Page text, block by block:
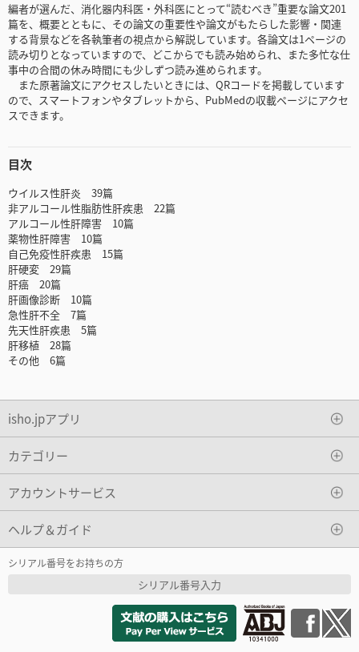
編者が選んだ、消化器内科医・外科医にとって“読むべき”重要な論文201
篇を、概要とともに、その論文の重要性や論文がもたらした影響・関連
する背景などを各執筆者の視点から解説しています。各論文は1ページの
読み切りとなっていますので、どこからでも読み始められ、また多忙な仕
事中の合間の休み時間にも少しずつ読み進められます。
また原著論文にアクセスしたいときには、QRコードを掲載しています
ので、スマートフォンやタブレットから、PubMedの収載ページにアクセ
スできます。
目次
ウイルス性肝炎 39篇
非アルコール性脂肪性肝疾患 22篇
アルコール性肝障害 10篇
薬物性肝障害 10篇
自己免疫性肝疾患 15篇
肝硬変 29篇
肝癌 20篇
肝画像診断 10篇
急性肝不全 7篇
先天性肝疾患 5篇
肝移植 28篇
その他 6篇
isho.jpアプリ
カテゴリー
アカウントサービス
ヘルプ＆ガイド
シリアル番号をお持ちの方
シリアル番号入力